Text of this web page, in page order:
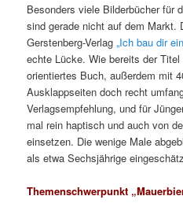
Besonders viele Bilderbücher für
sind gerade nicht auf dem Markt.
Gerstenberg-Verlag„Ich bau dir
echte Lücke. Wie bereits der
orientiertes Buch, außerdem mit
Ausklappseiten doch recht
Verlagsempfehlung, und für
mal rein haptisch und auch von
einsetzen. Die wenige Male
als etwa Sechsjährige
Themenschwerpunkt